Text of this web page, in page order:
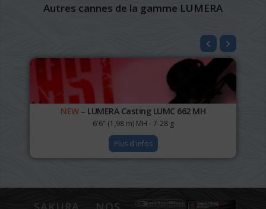
Autres cannes de la gamme LUMERA
NEW– LUMERA Casting LUMC 662 MH
6'6" (1,98 m) MH - 7-28 g
Plus d'infos